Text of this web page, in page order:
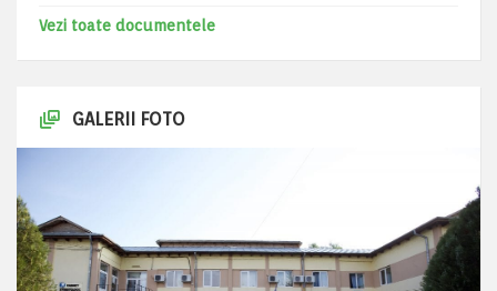
Vezi toate documentele
GALERII FOTO